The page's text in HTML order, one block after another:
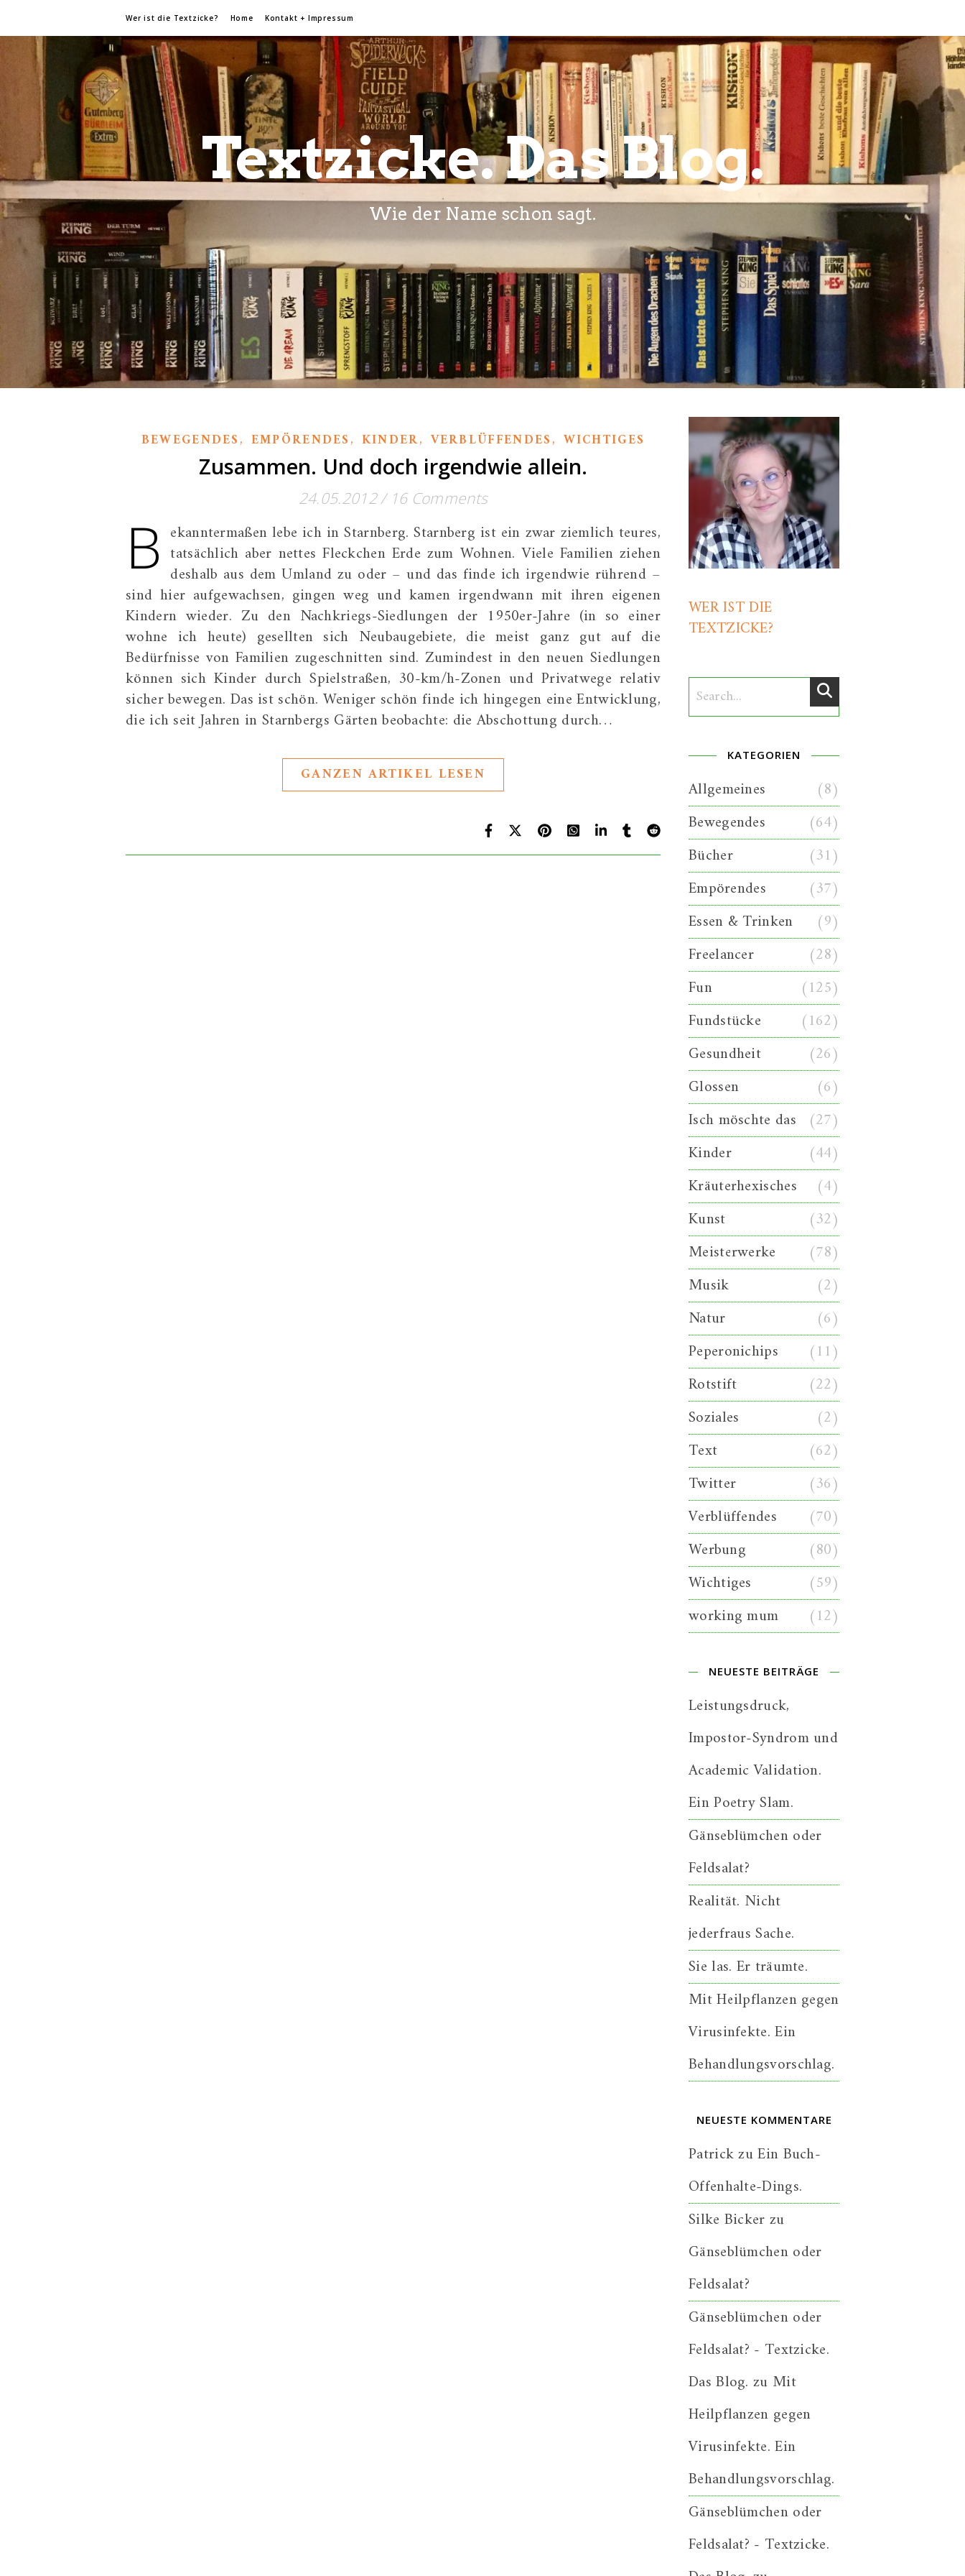
Wer ist die Textzicke? Home Kontakt + Impressum
Textzicke. Das Blog.
Wie der Name schon sagt.
BEWEGENDES, EMPÖRENDES, KINDER, VERBLÜFFENDES, WICHTIGES
Zusammen. Und doch irgendwie allein.
24.05.2012/ 16 Comments
B ekanntermaßen lebe ich in Starnberg. Starnberg ist ein zwar ziemlich teures,
tatsächlich aber nettes Fleckchen Erde zum Wohnen. Viele Familien ziehen
deshalb aus dem Umland zu oder – und das finde ich irgendwie rührend –
sind hier aufgewachsen, gingen weg und kamen irgendwann mit ihren eigenen
Kindern wieder. Zu den Nachkriegs-Siedlungen der 1950er-Jahre (in so einer
wohne ich heute) gesellten sich Neubaugebiete, die meist ganz gut auf die
Bedürfnisse von Familien zugeschnitten sind. Zumindest in den neuen Siedlungen
können sich Kinder durch Spielstraßen, 30-km/h-Zonen und Privatwege relativ
sicher bewegen. Das ist schön. Weniger schön finde ich hingegen eine Entwicklung,
die ich seit Jahren in Starnbergs Gärten beobachte: die Abschottung durch…
GANZEN ARTIKEL LESEN
WER IST DIE
TEXTZICKE?
KATEGORIEN
Allgemeines
(8)
Bewegendes
(64)
Bücher
(31)
Empörendes
(37)
Essen & Trinken
(9)
Freelancer
(28)
Fun
(125)
Fundstücke
(162)
Gesundheit
(26)
Glossen
(6)
Isch möschte das (27)
Kinder
(44)
Kräuterhexisches
(4)
Kunst
(32)
Meisterwerke
(78)
Musik
(2)
Natur
(6)
Peperonichips
(11)
Rotstift
(22)
Soziales
(2)
Text
(62)
Twitter
(36)
Verblüffendes
(70)
Werbung
(80)
Wichtiges
(59)
working mum
(12)
NEUESTE BEITRÄGE
Leistungsdruck,
Impostor-Syndrom und
Academic Validation.
Ein Poetry Slam.
Gänseblümchen oder
Feldsalat?
Realität. Nicht
jederfraus Sache.
Sie las. Er träumte.
Mit Heilpflanzen gegen
Virusinfekte. Ein
Behandlungsvorschlag.
NEUESTE KOMMENTARE
PatrickzuEin Buch-
Offenhalte-Dings.
Silke Bickerzu
Gänseblümchen oder
Feldsalat?
Gänseblümchen oder
Feldsalat? - Textzicke.
Das Blog. zu Mit
Heilpflanzen gegen
Virusinfekte. Ein
Behandlungsvorschlag.
Gänseblümchen oder
Feldsalat? - Textzicke.